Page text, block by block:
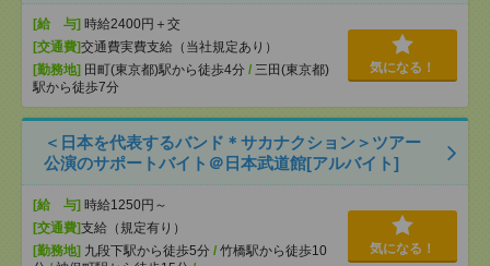
[給 与] 時給2400円＋交
[交通費]交通費実費支給（当社規定あり）
[勤務地] 田町(東京都)駅から徒歩4分 / 三田(東京都)
駅から徒歩7分
気になる！
＜日本を代表するバンド＊サカナクション＞ツアー
公演のサポートバイト＠日本武道館[アルバイト]
[給 与] 時給1250円～
[交通費]支給（規定有り）
[勤務地] 九段下駅から徒歩5分 / 竹橋駅から徒歩10
気になる！